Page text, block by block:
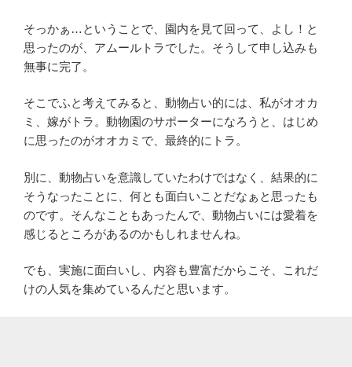
そっかぁ…ということで、園内を見て回って、よし！と
思ったのが、アムールトラでした。そうして申し込みも
無事に完了。
そこでふと考えてみると、動物占い的には、私がオオカ
ミ、嫁がトラ。動物園のサポーターになろうと、はじめ
に思ったのがオオカミで、最終的にトラ。
別に、動物占いを意識していたわけではなく、結果的に
そうなったことに、何とも面白いことだなぁと思ったも
のです。そんなこともあったんで、動物占いには愛着を
感じるところがあるのかもしれませんね。
でも、実施に面白いし、内容も豊富だからこそ、これだ
けの人気を集めているんだと思います。